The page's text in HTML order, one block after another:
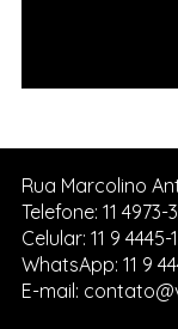
Rua Marcolino
Telefone: 11 4973-
Celular: 11 9 4445-
WhatsApp: 11 9
E-mail: